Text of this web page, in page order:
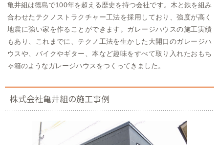
亀井組は徳島で100年を超える歴史を持つ会社です。木と鉄を組み
合わせたテクノストラクチャー工法を採用しており、強度が高く
地震に強い家を作ることができます。ガレージハウスの施工実績
もあり、これまでに、テクノ工法を生かした大開口のガレージハ
ウスや、バイクやギター、本など趣味をすべて取り入れたおもち
ゃ箱のようなガレージハウスをつくってきました。
株式会社亀井組の施工事例